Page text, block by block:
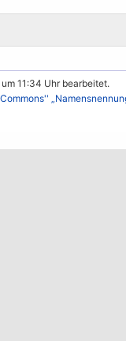
11:34 Uhr bearbeitet.